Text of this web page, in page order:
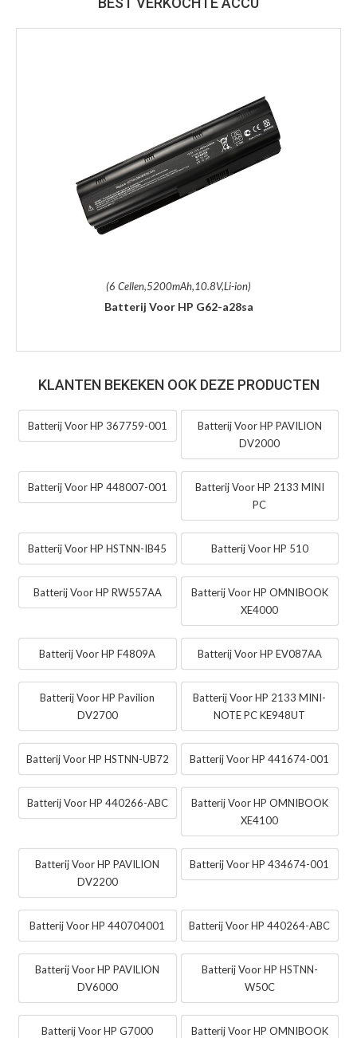
(6 Cellen,5200mAh,10.8V,Li-ion)
Batterij Voor HP G62-a28sa
KLANTEN BEKEKEN OOK DEZE PRODUCTEN
Batterij Voor HP 367759-001
Batterij Voor HP PAVILION
DV2000
Batterij Voor HP 448007-001
Batterij Voor HP 2133 MINI
PC
Batterij Voor HP HSTNN-IB45 Batterij Voor HP 510
Batterij Voor HP RW557AA
Batterij Voor HP OMNIBOOK
XE4000
Batterij Voor HP F4809A Batterij Voor HP EV087AA
Batterij Voor HP Pavilion
DV2700
Batterij Voor HP 2133 MINI-
NOTE PC KE948UT
Batterij Voor HP HSTNN-UB72 Batterij Voor HP 441674-001
Batterij Voor HP 440266-ABC
Batterij Voor HP OMNIBOOK
XE4100
Batterij Voor HP PAVILION
DV2200
Batterij Voor HP 434674-001
Batterij Voor HP 440704001 Batterij Voor HP 440264-ABC
Batterij Voor HP PAVILION
DV6000
Batterij Voor HP HSTNN-
W50C
Batterij Voor HP G7000
Batterij Voor HP OMNIBOOK